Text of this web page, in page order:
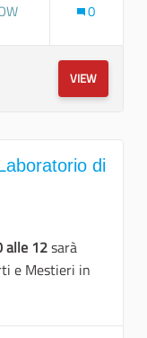
0
VIEW
di
alle 12sarà
e Mestieri in